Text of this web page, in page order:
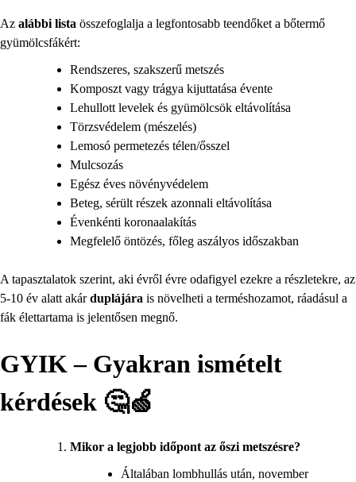
Az alábbi lista összefoglalja a legfontosabb teendőket a bőtermő
gyümölcsfákért:
Rendszeres, szakszerű metszés
Komposzt vagy trágya kijuttatása évente
Lehullott levelek és gyümölcsök eltávolítása
Törzsvédelem (mészelés)
Lemosó permetezés télen/ősszel
Mulcsozás
Egész éves növényvédelem
Beteg, sérült részek azonnali eltávolítása
Évenkénti koronaalakítás
Megfelelő öntözés, főleg aszályos időszakban
A tapasztalatok szerint, aki évről évre odafigyel ezekre a részletekre, az
5-10 év alatt akárduplájára is növelheti a terméshozamot, ráadásul a
fák élettartama is jelentősen megnő.
GYIK – Gyakran ismételt
kérdések 🤔🍏
Mikor a legjobb időpont az őszi metszésre?
Általában lombhullás után, november